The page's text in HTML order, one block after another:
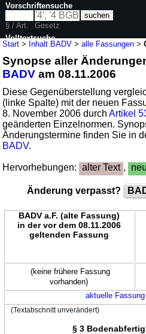
Start > Inhalt BADV >alle Fassungen >
Synopse aller
BADV am 08.11.2006
Diese Gegenüberstellung
(linke Spalte) mit der neuen
8. November 2006 durchArtikel
geänderten Einzelnormen.
Änderungstermine finden Sie in
BADV.
Hervorhebungen: alter Text ,
Änderung verpasst?
BADV a.F. (alte Fassung)
in der vor dem 08.11.2006
geltenden Fassung
(keine frühere Fassung
vorhanden)
aktuelle
(Textabschnitt unverändert)
§ 3
Vorschriftensuche
§ / Art.
Gesetz
Volltextsuche
nur in BADV